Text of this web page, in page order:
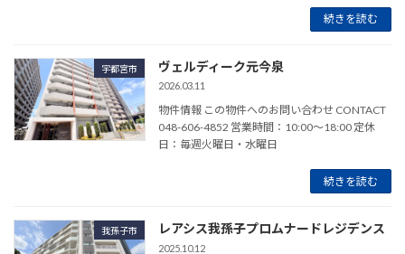
続きを読む
宇都宮市 ヴェルディーク元今泉
2026.03.11
物件情報 この物件へのお問い合わせ CONTACT
048-606-4852 営業時間：10:00～18:00 定休
日：毎週火曜日・水曜日
続きを読む
我孫子市 レアシス我孫子プロムナードレジデンス
2025.10.12